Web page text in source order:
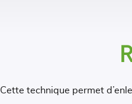
Cette technique permet